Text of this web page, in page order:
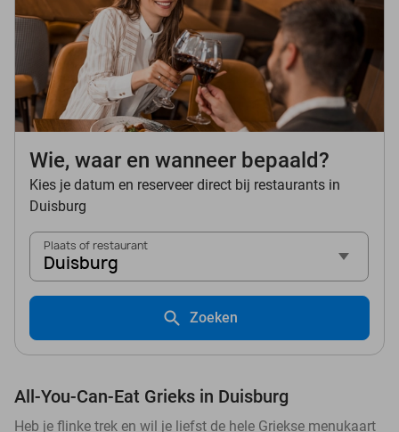
Wie, waar en wanneer bepaald?
Kies je datum en reserveer direct bij restaurants in
Duisburg
Plaats of restaurant
Duisburg
Zoeken
All-You-Can-Eat Grieks in Duisburg
Heb je flinke trek en wil je liefst de hele Griekse menukaart